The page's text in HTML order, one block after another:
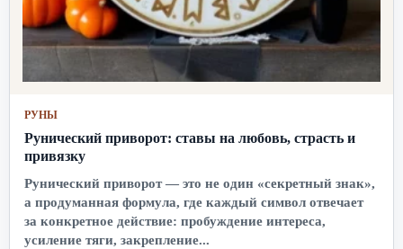
РУНЫ
Рунический приворот: ставы на любовь, страсть и
привязку
Рунический приворот — это не один «секретный знак»,
а продуманная формула, где каждый символ отвечает
за конкретное действие: пробуждение интереса,
усиление тяги, закрепление...